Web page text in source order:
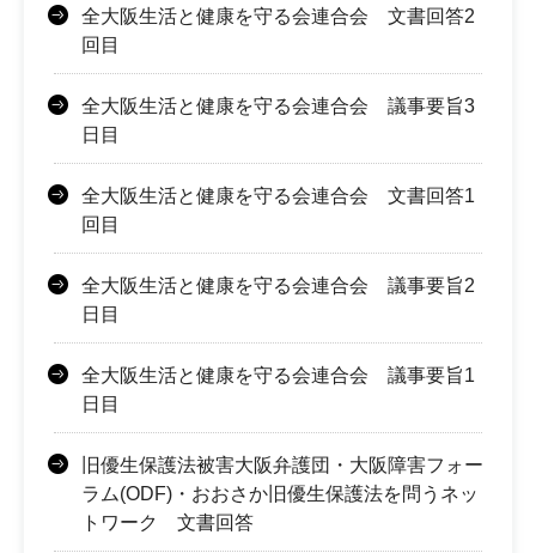
全大阪生活と健康を守る会連合会 文書回答2
回目
全大阪生活と健康を守る会連合会 議事要旨3
日目
全大阪生活と健康を守る会連合会 文書回答1
回目
全大阪生活と健康を守る会連合会 議事要旨2
日目
全大阪生活と健康を守る会連合会 議事要旨1
日目
旧優生保護法被害大阪弁護団・大阪障害フォー
ラム(ODF)・おおさか旧優生保護法を問うネッ
トワーク 文書回答